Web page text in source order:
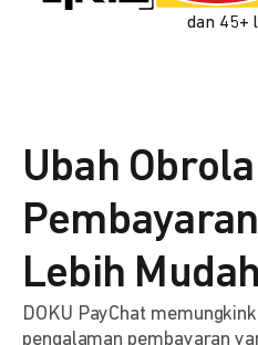
dan 45+
Ubah
Lebih Mudah
DOKU PayChat
pengalaman pembayaran